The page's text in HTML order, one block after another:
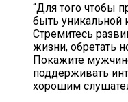
“Для того чтобы
быть уникальной
Стремитесь
жизни, обретать
Покажите
поддерживать
хорошим